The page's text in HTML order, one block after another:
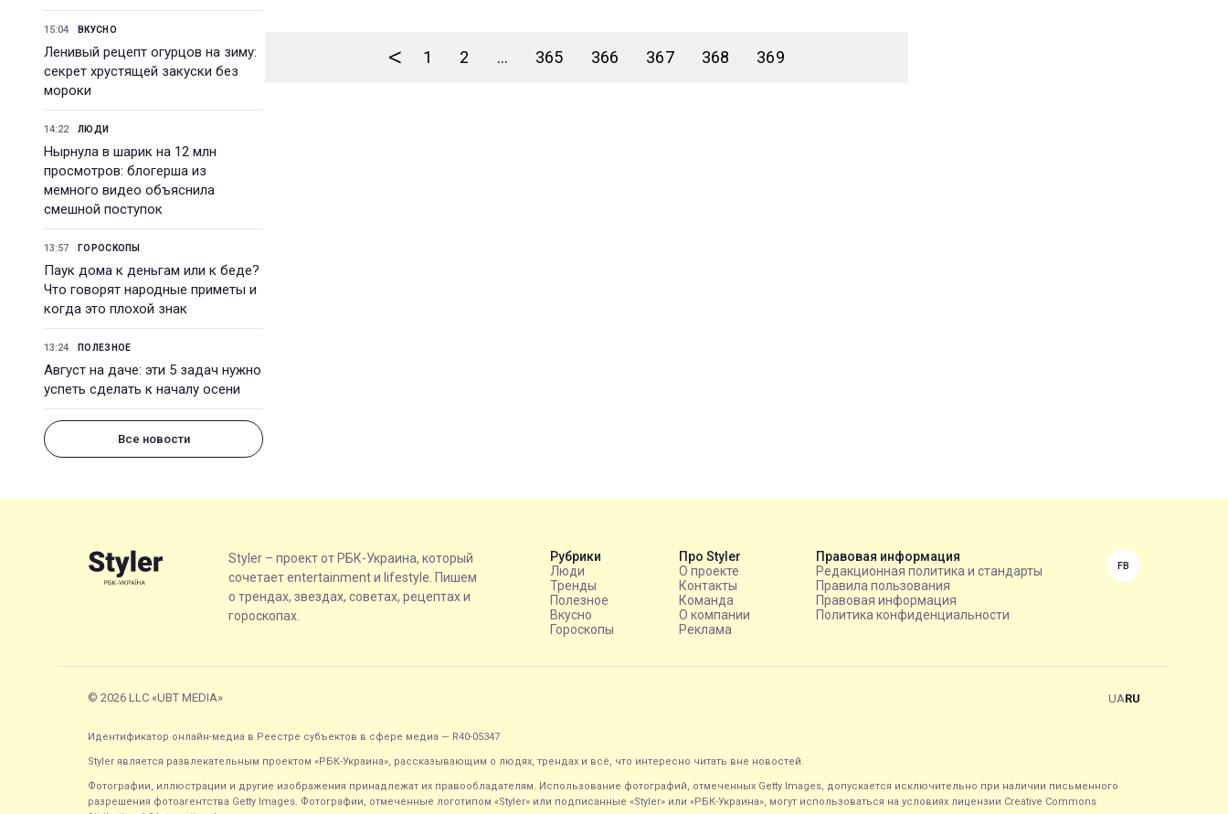
15:04 ВКУСНО
Ленивый рецепт огурцов на зиму:
секрет хрустящей закуски без
мороки
14:22 ЛЮДИ
Нырнула в шарик на 12 млн
просмотров: блогерша из
мемного видео объяснила
смешной поступок
13:57 ГОРОСКОПЫ
Паук дома к деньгам или к беде?
Что говорят народные приметы и
когда это плохой знак
13:24 ПОЛЕЗНОЕ
Август на даче: эти 5 задач нужно
успеть сделать к началу осени
Все новости
< 1 2 ... 365 366 367 368 369
Styler – проект от РБК-Украина, который
сочетает entertainment и lifestyle. Пишем
о трендах, звездах, советах, рецептах и
гороскопах.
Рубрики
Люди
Тренды
Полезное
Вкусно
Гороскопы
Про Styler
О проекте
Контакты
Команда
О компании
Реклама
Правовая информация
Редакционная политика и стандарты
Правила пользования
Правовая информация
Политика конфиденциальности
FB
© 2026 LLC «UBT MEDIA» UARU
Идентификатор онлайн-медиа в Реестре субъектов в сфере медиа — R40-05347
Styler является развлекательным проектом «РБК-Украина», рассказывающим о людях, трендах и всё, что интересно читать вне новостей.
Фотографии, иллюстрации и другие изображения принадлежат их правообладателям. Использование фотографий, отмеченных Getty Images, допускается исключительно при наличии письменного
разрешения фотоагентства Getty Images. Фотографии, отмеченные логотипом «Styler» или подписанные «Styler» или «РБК-Украина», могут использоваться на условиях лицензии Creative Commons